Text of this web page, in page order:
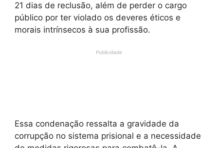
21 dias de reclusão, além de perder o cargo
público por ter violado os deveres éticos e
morais intrínsecos à sua profissão.
Publicidade
Essa condenação ressalta a gravidade da
corrupção no sistema prisional e a necessidade